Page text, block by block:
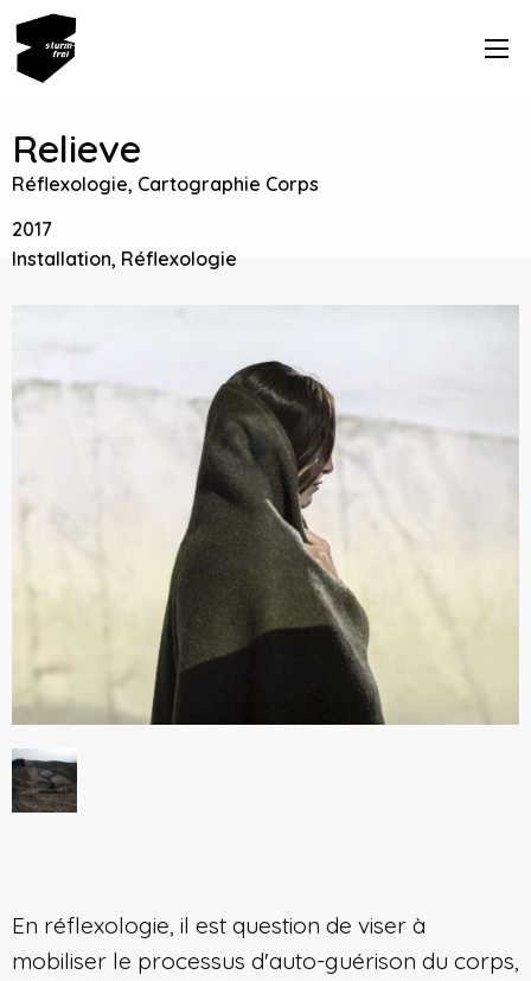
Relieve
Réflexologie, Cartographie Corps
2017
Installation, Réflexologie
En réflexologie, il est question de viser à
mobiliser le processus d'auto-guérison du corps,